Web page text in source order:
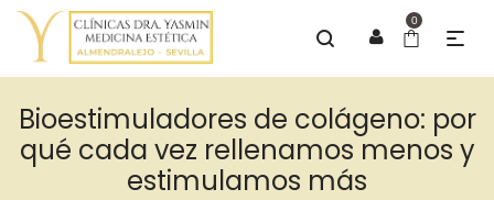
0
Bioestimuladores de colágeno: por
qué cada vez rellenamos menos y
estimulamos más